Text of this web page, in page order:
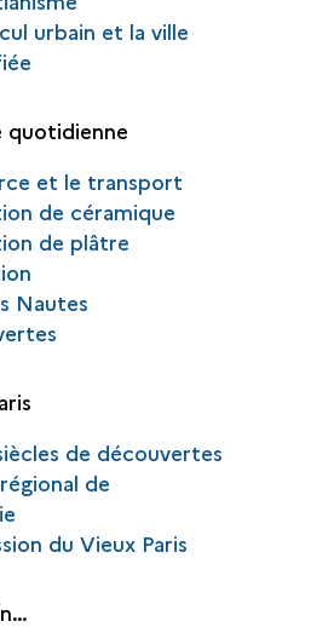
urbain et la ville
quotidienne
et le transport
de céramique
de plâtre
Nautes
de découvertes
de
du Vieux Paris